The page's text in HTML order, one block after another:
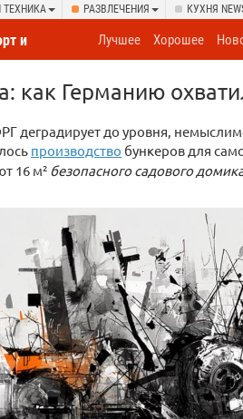
ТЕХНИКА РАЗВЛЕЧЕНИЯ КУХНЯ
и
Лучшее Хорошее
как Германию
деградирует до уровня,
производство бункеров для
16 м² безопасного садового